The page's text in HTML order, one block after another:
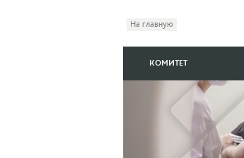
На главную
КОМИТЕТ